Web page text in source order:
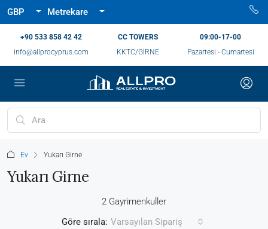
GBP Metrekare
‪+90 533 858 42 42‬
info@allprocyprus.com
CC TOWERS
KKTC/GİRNE
09:00-17-00
Pazartesi - Cumartesi
Ev Yukarı Girne
Yukarı Girne
2 Gayrimenkuller
Göre sırala: Varsayılan Sipariş